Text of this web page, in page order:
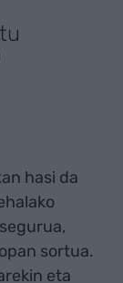
hasi da
sortua.
eta